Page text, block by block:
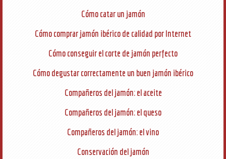
Cómo catar un jamón
Cómo comprar jamón ibérico de calidad por Internet
Cómo conseguir el corte de jamón perfecto
Cómo degustar correctamente un buen jamón ibérico
Compañeros del jamón: el aceite
Compañeros del jamón: el queso
Compañeros del jamón: el vino
Conservación del jamón